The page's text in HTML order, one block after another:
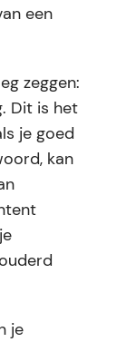
een
zeggen:
Dit is het
je goed
kan
je